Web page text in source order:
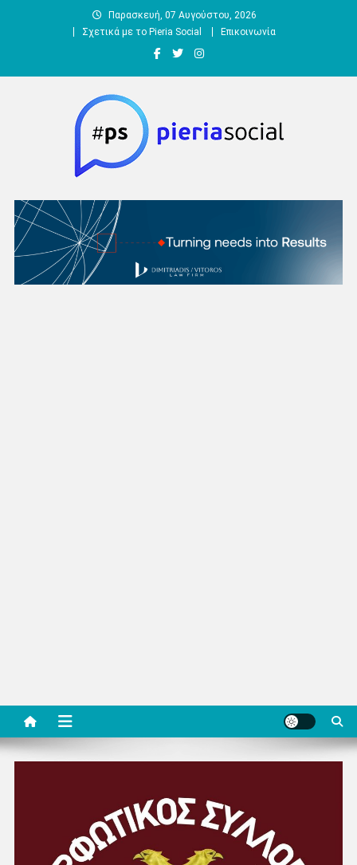
Παρασκευή, 07 Αυγούστου, 2026
Σχετικά με το Pieria Social
Επικοινωνία
Pieria Social